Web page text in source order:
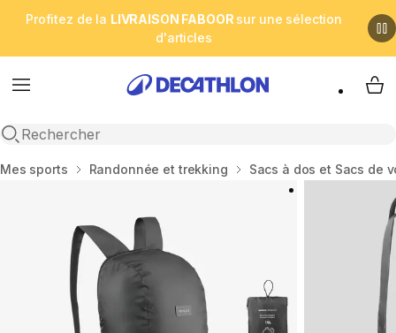
Profitez de la LIVRAISON FABOOR sur une sélection
d'articles
Menu
Open search
My
Accueil
Mes sports Randonnée et trekking Sacs à dos et Sacs de